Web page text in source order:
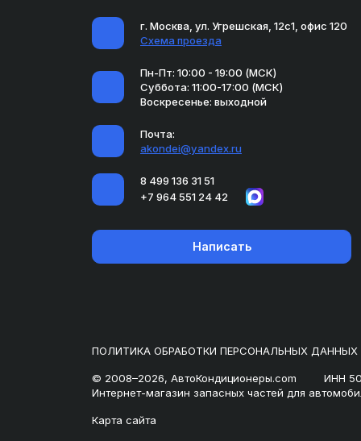
г. Москва, ул. Угрешская, 12с1, офис 120
Схема проезда
Пн-Пт: 10:00 - 19:00 (МСК)
Суббота: 11:00-17:00 (МСК)
Воскресенье: выходной
Почта:
akondei@yandex.ru
8 499 136 31 51
+7 964 551 24 42
Написать
ПОЛИТИКА ОБРАБОТКИ ПЕРСОНАЛЬНЫХ ДАННЫХ
© 2008–2026, АвтоКондиционеры.com
ИНН
Интернет-магазин запасных частей для
Карта сайта